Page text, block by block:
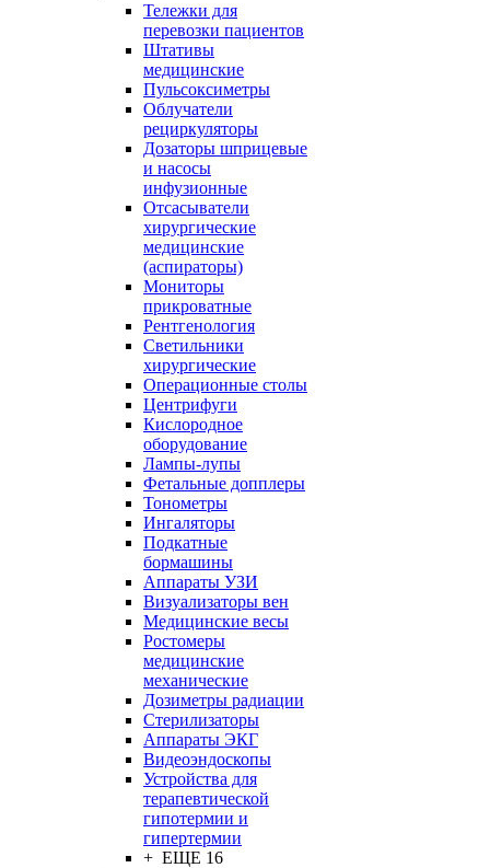
Тележки для
перевозки пациентов
Штативы
медицинские
Пульсоксиметры
Облучатели
рециркуляторы
Дозаторы шприцевые
и насосы
инфузионные
Отсасыватели
хирургические
медицинские
(аспираторы)
Мониторы
прикроватные
Рентгенология
Светильники
хирургические
Операционные столы
Центрифуги
Кислородное
оборудование
Лампы-лупы
Фетальные допплеры
Тонометры
Ингаляторы
Подкатные
бормашины
Аппараты УЗИ
Визуализаторы вен
Медицинские весы
Ростомеры
медицинские
механические
Дозиметры радиации
Стерилизаторы
Аппараты ЭКГ
Видеоэндоскопы
Устройства для
терапевтической
гипотермии и
гипертермии
+ ЕЩЕ 16